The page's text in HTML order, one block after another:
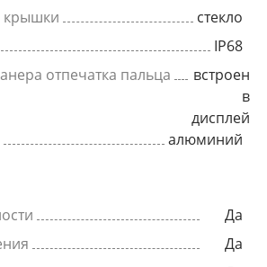
крышки
стекло
IP68
отпечатка пальца
встроен
в
дисплей
алюминий
Да
Да